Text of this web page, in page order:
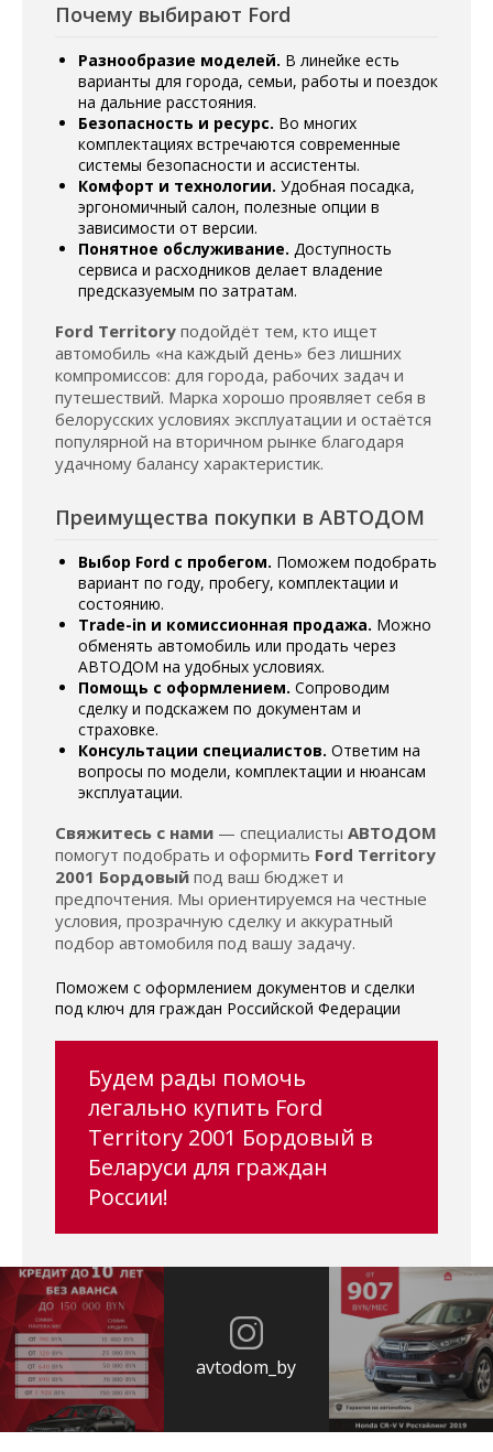
Почему выбирают Ford
Разнообразие моделей. В линейке есть
варианты для города, семьи, работы и поездок
на дальние расстояния.
Безопасность и ресурс. Во многих
комплектациях встречаются современные
системы безопасности и ассистенты.
Комфорт и технологии. Удобная посадка,
эргономичный салон, полезные опции в
зависимости от версии.
Понятное обслуживание. Доступность
сервиса и расходников делает владение
предсказуемым по затратам.
Ford Territory подойдёт тем, кто ищет
автомобиль «на каждый день» без лишних
компромиссов: для города, рабочих задач и
путешествий. Марка хорошо проявляет себя в
белорусских условиях эксплуатации и остаётся
популярной на вторичном рынке благодаря
удачному балансу характеристик.
Преимущества покупки в АВТОДОМ
Выбор Ford с пробегом. Поможем подобрать
вариант по году, пробегу, комплектации и
состоянию.
Trade-in и комиссионная продажа. Можно
обменять автомобиль или продать через
АВТОДОМ на удобных условиях.
Помощь с оформлением. Сопроводим
сделку и подскажем по документам и
страховке.
Консультации специалистов. Ответим на
вопросы по модели, комплектации и нюансам
эксплуатации.
Свяжитесь с нами — специалисты АВТОДОМ
помогут подобрать и оформить Ford Territory
2001 Бордовый под ваш бюджет и
предпочтения. Мы ориентируемся на честные
условия, прозрачную сделку и аккуратный
подбор автомобиля под вашу задачу.
Поможем с оформлением документов и сделки
под ключ для граждан Российской Федерации
Будем рады помочь
легально купить Ford
Territory 2001 Бордовый в
Беларуси для граждан
России!
avtodom_by